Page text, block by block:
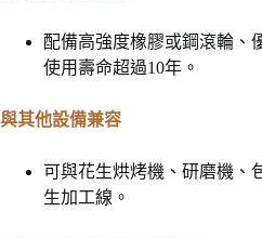
配備高強度橡膠或鋼滾輪、
使用壽命超過10年。
與其他設備兼容
可與花生烘烤機、研磨機、
生加工線。